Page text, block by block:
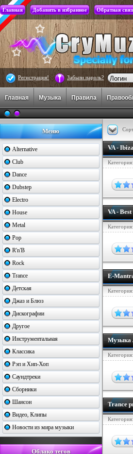
Главная Добавить в избранное Обратная
Регистрация! Забыли пароль?
Главная Музыка Правила
Меню
Alternative
Club
Dance
Dubstep
Electro
House
Metal
Pop
R'n'B
Rock
Trance
Детская
Джаз и Блюз
Дискографии
Другое
Инструментальная
Классика
Рэп и Хип-Хоп
Саундтреки
Сборники
Шансон
Видео, Клипы
Новости из мира музыки
Облако тегов
VA -
Категория:
VA -
Категория:
E-
Категория:
Музыка
Категория:
Trance
Категория: